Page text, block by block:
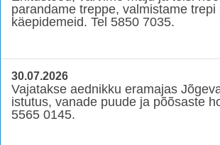
parandame treppe, valmistame trepi
käepidemeid. Tel 5850 7035.
30.07.2026
Vajatakse aednikku eramajas
istutus, vanade puude ja põõsaste
5565 0145.